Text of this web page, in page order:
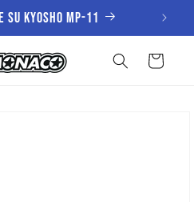
KYOSHO MP-11
Carrello